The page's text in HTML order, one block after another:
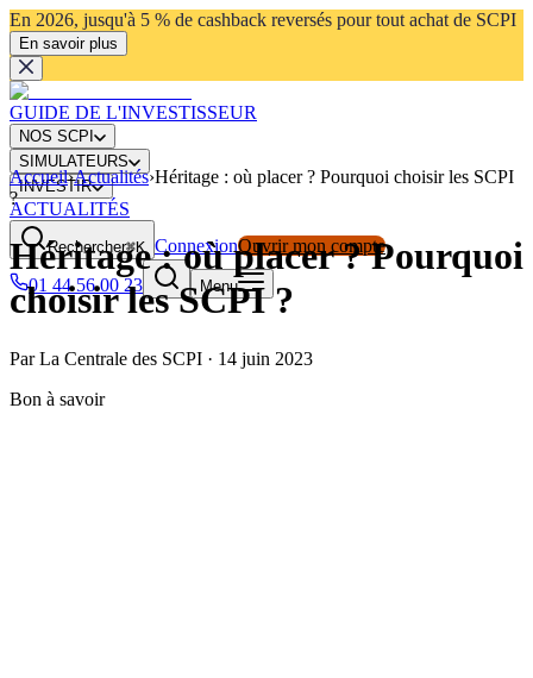
En 2026, jusqu'à 5 % de cashback reversés pour tout achat de SCPI
En savoir plus
GUIDE DE L'INVESTISSEUR
NOS SCPI
SIMULATEURS
INVESTIR
ACTUALITÉS
Rechercher⌘K ConnexionOuvrir mon compte
01 44 56 00 23
Menu
Accueil›Actualités›Héritage : où placer ? Pourquoi choisir les SCPI
?
Héritage : où placer ? Pourquoi
choisir les SCPI ?
Par La Centrale des SCPI · 14 juin 2023
Bon à savoir